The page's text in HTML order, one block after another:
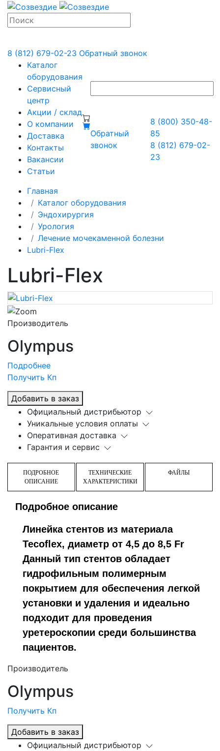
8 (812) 679-02-23 Обратный звонок
Каталог
оборудования
Сервисный
центр
Акции / склад
О компании
Доставка
Контакты
Вакансии
Статьи
Обратный
звонок
8 (800) 350-48-
85
8 (812) 679-02-
23
Главная
Каталог оборудования
Эндохирургия
Урология
Лечение мочекаменной болезни
Lubri-Flex
Lubri-Flex
Производитель
Olympus
Подробнее
Получить Кп
Добавить в заказ
Официальный дистрибьютор
Уникальные условия оплаты
Оперативная доставка
Гарантия и сервис
ПОДРОБНОЕ
ОПИСАНИЕ
ТЕХНИЧЕСКИЕ
ХАРАКТЕРИСТИКИ
ФАЙЛЫ
Подробное описание
Линейка стентов из материала
Tecoflex, диаметр от 4,5 до 8,5 Fr
Данный тип стентов обладает
гидрофильным полимерным
покрытием для обеспечения легкой
установки и удаления и идеально
подходит для проведения
уретероскопии среди большинства
пациентов.
Производитель
Olympus
Получить Кп
Добавить в заказ
Официальный дистрибьютор